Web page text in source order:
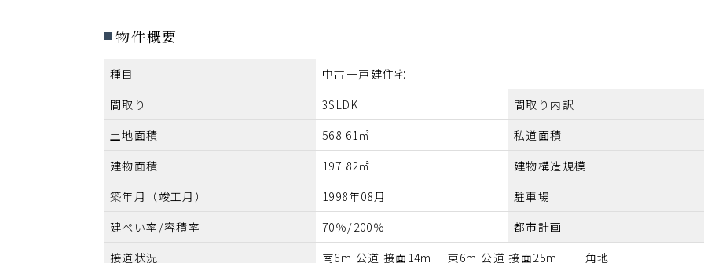
物件概要
種目
中古一戸建住宅
間取り
3SLDK
間取り内訳
土地面積
568.61㎡
私道面積
建物面積
197.82㎡
建物構造規模
築年月（竣工月）
1998年08月
駐車場
建ぺい率/容積率
70％/200％
都市計画
接道状況
南6m 公道 接面14m 東6m 公道 接面25m 角地